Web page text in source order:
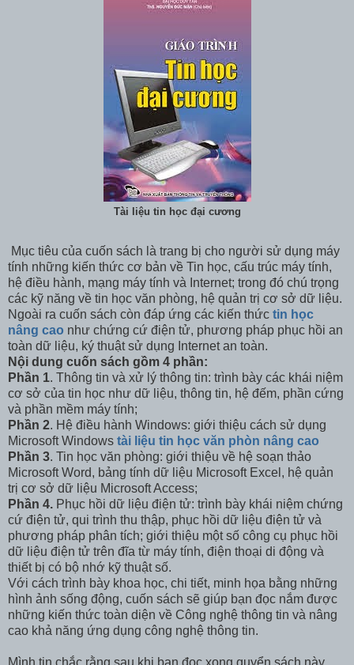
Tài liệu tin học đại cương
Mục tiêu của cuốn sách là trang bị cho người sử dụng máy
tính những kiến thức cơ bản về Tin học, cấu trúc máy tính,
hệ điều hành, mạng máy tính và Internet; trong đó chú trọng
các kỹ năng về tin học văn phòng, hệ quản trị cơ sở dữ liệu.
Ngoài ra cuốn sách còn đáp ứng các kiến thức tin học
nâng cao như chứng cứ điện tử, phương pháp phục hồi an
toàn dữ liệu, ký thuật sử dụng Internet an toàn.
Nội dung cuốn sách gồm 4 phần:
Phần 1. Thông tin và xử lý thông tin: trình bày các khái niệm
cơ sở của tin học như dữ liệu, thông tin, hệ đếm, phần cứng
và phần mềm máy tính;
Phần 2. Hệ điều hành Windows: giới thiệu cách sử dụng
Microsoft Windows tài liệu tin học văn phòn nâng cao
Phần 3. Tin học văn phòng: giới thiệu về hệ soạn thảo
Microsoft Word, bảng tính dữ liệu Microsoft Excel, hệ quản
trị cơ sở dữ liệu Microsoft Access;
Phần 4. Phục hồi dữ liệu điện tử: trình bày khái niệm chứng
cứ điện tử, qui trình thu thập, phục hồi dữ liệu điện tử và
phương pháp phân tích; giới thiệu một số công cụ phục hồi
dữ liệu điện tử trên đĩa từ máy tính, điện thoại di động và
thiết bị có bộ nhớ kỹ thuật số.
Với cách trình bày khoa học, chi tiết, minh họa bằng những
hình ảnh sống động, cuốn sách sẽ giúp bạn đọc nắm được
những kiến thức toàn diện về Công nghệ thông tin và nâng
cao khả năng ứng dụng công nghệ thông tin.
Mình tin chắc rằng sau khi bạn đọc xong quyển sách này